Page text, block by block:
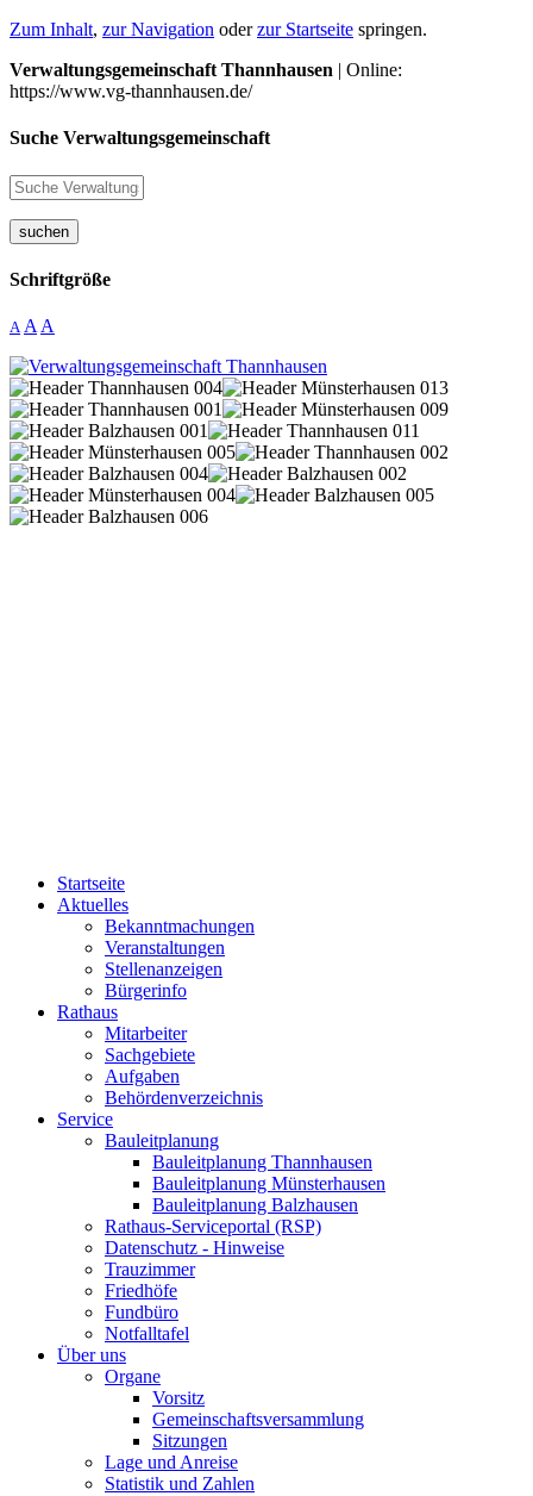
Zum Inhalt, zur Navigation oderzur Startseite springen.
Verwaltungsgemeinschaft Thannhausen | Online:
https://www.vg-thannhausen.de/
Suche Verwaltungsgemeinschaft
suchen
Schriftgröße
A A A
Startseite
Aktuelles
Bekanntmachungen
Veranstaltungen
Stellenanzeigen
Bürgerinfo
Rathaus
Mitarbeiter
Sachgebiete
Aufgaben
Behördenverzeichnis
Service
Bauleitplanung
Bauleitplanung Thannhausen
Bauleitplanung Münsterhausen
Bauleitplanung Balzhausen
Rathaus-Serviceportal (RSP)
Datenschutz - Hinweise
Trauzimmer
Friedhöfe
Fundbüro
Notfalltafel
Über uns
Organe
Vorsitz
Gemeinschaftsversammlung
Sitzungen
Lage und Anreise
Statistik und Zahlen